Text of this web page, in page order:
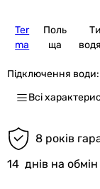
Ter
ma
Поль
ща
Підключення води:
Всі
8 років
14 днів на